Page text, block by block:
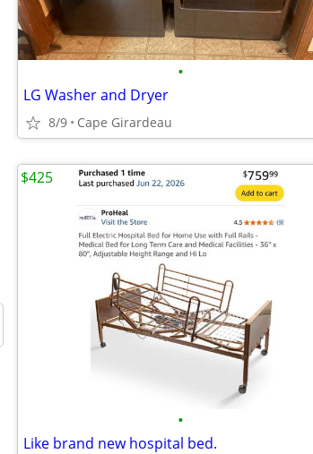
•
LG Washer and Dryer
8/9 Cape Girardeau
•
Like brand new hospital bed.
$425